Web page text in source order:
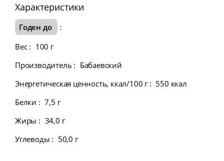
Характеристики
Годен до
:
Вес : 100 г
Производитель : Бабаевский
Энергетическая ценность, ккал/100 г : 550 ккал
Белки : 7,5 г
Жиры : 34,0 г
Углеводы : 50,0 г